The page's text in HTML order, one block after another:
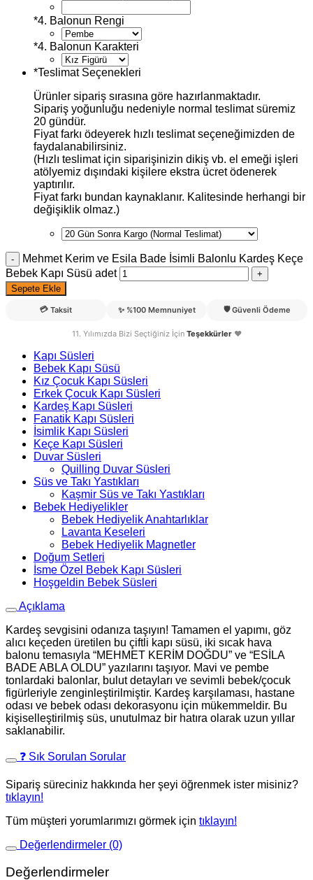
*4. Balonun Rengi
*4. Balonun Karakteri
*Teslimat Seçenekleri
Ürünler sipariş sırasına göre hazırlanmaktadır.
Sipariş yoğunluğu nedeniyle normal teslimat süremiz
20 gündür.
Fiyat farkı ödeyerek hızlı teslimat seçeneğimizden de
faydalanabilirsiniz.
(Hızlı teslimat için siparişinizin dikiş vb. el emeği işleri
atölyemiz dışındaki kişilere ekstra ücret ödenerek
yaptırılır.
Fiyat farkı bundan kaynaklanır. Kalitesinde herhangi bir
değişiklik olmaz.)
Mehmet Kerim ve Esila Bade İsimli Balonlu Kardeş Keçe
Bebek Kapı Süsü adet
Sepete Ekle
💳 Taksit ✨ %100 Memnuniyet 🛡️ Güvenli Ödeme
11. Yılımızda Bizi Seçtiğiniz İçin Teşekkürler❤️
Kapı Süsleri
Bebek Kapı Süsü
Kız Çocuk Kapı Süsleri
Erkek Çocuk Kapı Süsleri
Kardeş Kapı Süsleri
Fanatik Kapı Süsleri
İsimlik Kapı Süsleri
Keçe Kapı Süsleri
Duvar Süsleri
Quilling Duvar Süsleri
Süs ve Takı Yastıkları
Kaşmir Süs ve Takı Yastıkları
Bebek Hediyelikler
Bebek Hediyelik Anahtarlıklar
Lavanta Keseleri
Bebek Hediyelik Magnetler
Doğum Setleri
İsme Özel Bebek Kapı Süsleri
Hoşgeldin Bebek Süsleri
Açıklama
Kardeş sevgisini odanıza taşıyın! Tamamen el yapımı, göz
alıcı keçeden üretilen bu çiftli kapı süsü, iki sıcak hava
balonu temasıyla “MEHMET KERİM DOĞDU” ve “ESİLA
BADE ABLA OLDU” yazılarını taşıyor. Mavi ve pembe
tonlardaki balonlar, bulut detayları ve sevimli bebek/çocuk
figürleriyle zenginleştirilmiştir. Kardeş karşılaması, hastane
odası ve bebek odası dekorasyonu için mükemmeldir. Bu
kişiselleştirilmiş süs, unutulmaz bir hatıra olarak uzun yıllar
saklanabilir.
❓ Sık Sorulan Sorular
Sipariş süreciniz hakkında her şeyi öğrenmek ister misiniz?
tıklayın!
Tüm müşteri yorumlarımızı görmek için tıklayın!
Değerlendirmeler (0)
Değerlendirmeler